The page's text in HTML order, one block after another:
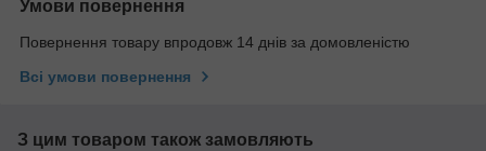
Умови повернення
Повернення товару впродовж 14 днів за домовленістю
Всі умови повернення
З цим товаром також замовляють